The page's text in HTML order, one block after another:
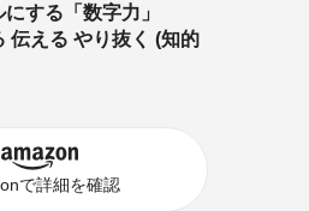
する「数字力」
える やり抜く (知的
で詳細を確認